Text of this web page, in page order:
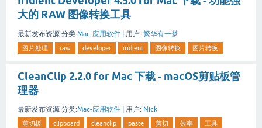
大的 RAW 图像转换工具
最新发布资源 分类:Mac-应用软件 | 用户: 繁华有一梦
图片处理 raw developer iridient 图像转换 图片转换
CleanClip 2.2.0 for Mac 下载 - macOS剪贴板管
理器
最新发布资源 分类:Mac-应用软件 用户: Nick
剪切板 clipboard cleanclip paste 剪切 效率
工具